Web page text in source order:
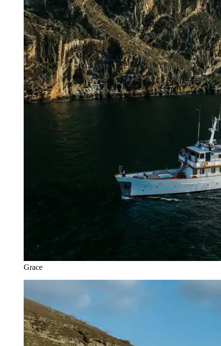
Grace